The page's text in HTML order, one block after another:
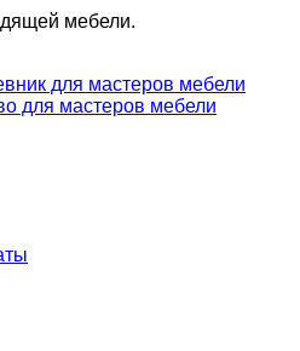
мебели.
для мастеров мебели
для мастеров мебели